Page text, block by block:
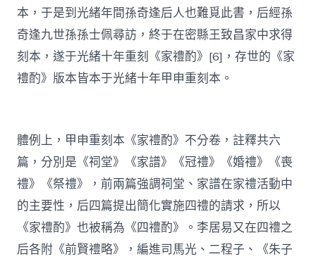
本，于是到光緒年間孫奇逢后人也難覓此書，后經孫
奇逢九世孫孫士佩尋訪，終于在密縣王致昌家中求得
刻本，遂于光緒十年重刻《家禮酌》[6]，存世的《家
禮酌》版本皆本于光緒十年甲申重刻本。
體例上，甲申重刻本《家禮酌》不分卷，註釋共六
篇，分別是《祠堂》《家譜》《冠禮》《婚禮》《喪
禮》《祭禮》，前兩篇強調祠堂、家譜在家禮活動中
的主要性，后四篇提出簡化實施四禮的請求，所以
《家禮酌》也被稱為《四禮酌》。李居易又在四禮之
后各附《前賢禮略》，編進司馬光、二程子、《朱子